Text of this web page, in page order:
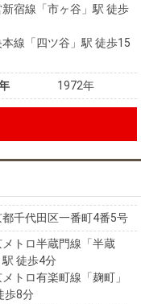
新宿線「市ヶ谷」駅 徒歩
本線「四ツ谷」駅 徒歩15
1972年
都千代田区一番町4番5号
メトロ半蔵門線「半蔵
駅 徒歩4分
トロ有楽町線「麹町」
歩8分